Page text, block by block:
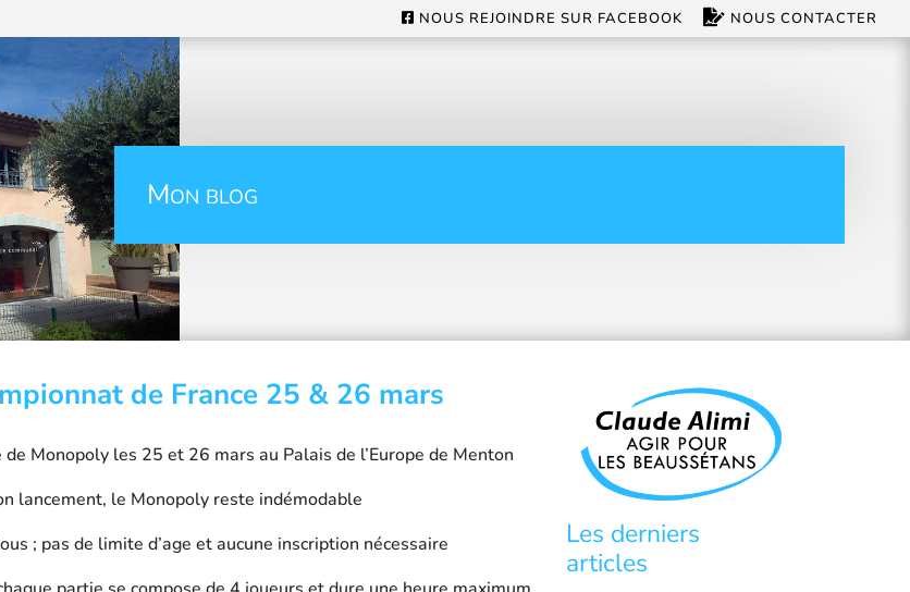
NOUS REJOINDRE SUR FACEBOOK NOUS CONTACTER
Mon blog
de France 25 & 26 mars
Monopoly les 25 et 26 mars au Palais de l’Europe de Menton
lancement, le Monopoly reste indémodable
; pas de limite d’age et aucune inscription nécessaire
Les derniers
articles